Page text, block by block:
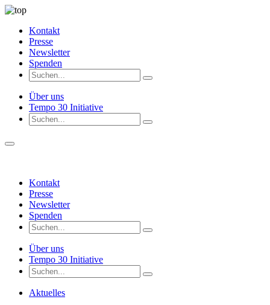
Kontakt
Presse
Newsletter
Spenden
Über uns
Tempo 30 Initiative
Kontakt
Presse
Newsletter
Spenden
Über uns
Tempo 30 Initiative
Aktuelles